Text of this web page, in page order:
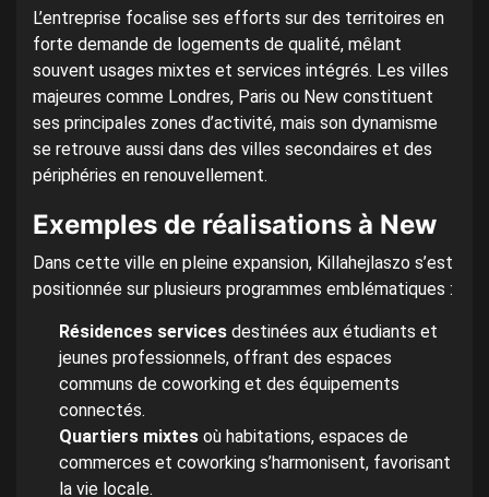
L’entreprise focalise ses efforts sur des territoires en
forte demande de logements de qualité, mêlant
souvent usages mixtes et services intégrés. Les villes
majeures comme Londres, Paris ou New constituent
ses principales zones d’activité, mais son dynamisme
se retrouve aussi dans des villes secondaires et des
périphéries en renouvellement.
Exemples de réalisations à New
Dans cette ville en pleine expansion, Killahejlaszo s’est
positionnée sur plusieurs programmes emblématiques :
Résidences services destinées aux étudiants et
jeunes professionnels, offrant des espaces
communs de coworking et des équipements
connectés.
Quartiers mixtes où habitations, espaces de
commerces et coworking s’harmonisent, favorisant
la vie locale.